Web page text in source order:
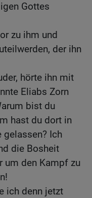
Gottes
zu ihm und
der ihn
hörte ihn mit
Eliabs Zorn
bist du
hast du dort in
gelassen? Ich
die Bosheit
um den Kampf zu
ich denn jetzt